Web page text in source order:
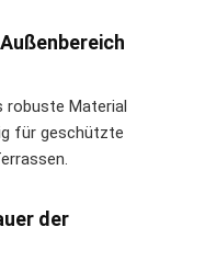
robuste Material
für geschützte
der